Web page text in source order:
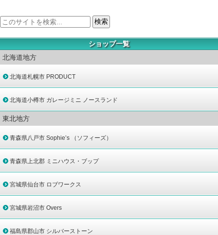
ショップ一覧
北海道地方
北海道札幌市 PRODUCT
北海道小樽市 ガレージミニ ノースランド
東北地方
青森県八戸市 Sophie’s （ソフィーズ）
青森県上北郡 ミニハウス・ブップ
宮城県仙台市 ロブワークス
宮城県岩沼市 Overs
福島県郡山市 シルバーストーン